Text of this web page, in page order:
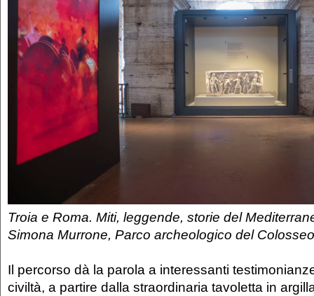
Troia e Roma. Miti, leggende, storie del
Simona Murrone, Parco archeologico del Colosseo
Il percorso dà la parola a interessanti
civiltà, a partire dalla straordinaria tavoletta in